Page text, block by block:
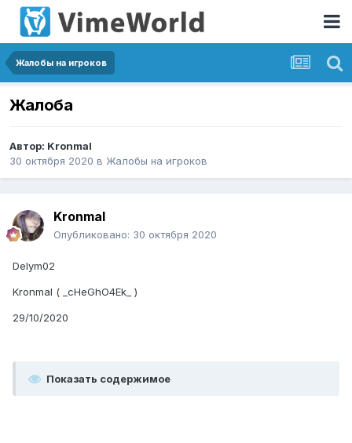
Жалобы на игроков
Жалоба
Автор: Kronmal
30 октября 2020 в Жалобы на игроков
Kronmal
Опубликовано: 30 октября 2020
Delym02
Kronmal ( _cHeGhO4Ek_ )
29/10/2020
Показать содержимое